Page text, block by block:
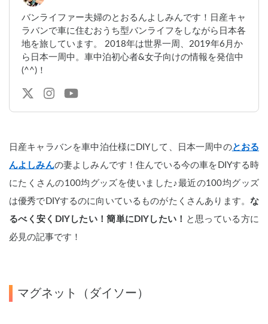
バンライファー夫婦のとおるんよしみんです！日産キャ
ラバンで車に住むおうち型バンライフをしながら日本各
地を旅しています。 2018年は世界一周、2019年6月か
ら日本一周中。車中泊初心者&女子向けの情報を発信中
(^^)！
日産キャラバンを車中泊仕様にDIYして、日本一周中のとおる
んよしみんの妻よしみんです！住んでいる今の車をDIYする時
にたくさんの100均グッズを使いました♪最近の100均グッズ
は優秀でDIYするのに向いているものがたくさんあります。 な
るべく安くDIYしたい！簡単にDIYしたい！ と思っている方に
必見の記事です！
マグネット（ダイソー）